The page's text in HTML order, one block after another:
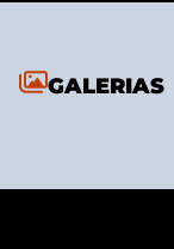
GALERIAS